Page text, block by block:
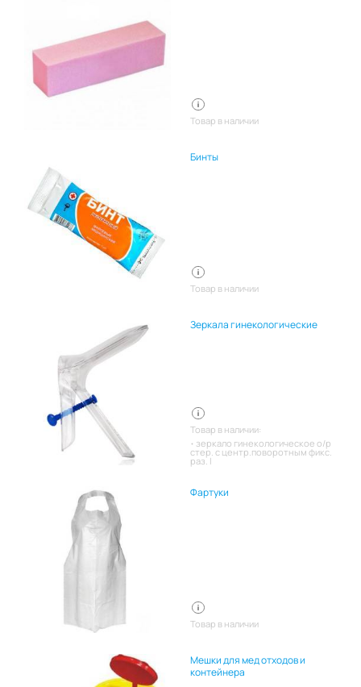
Товар в наличии
Бинты
Товар в наличии
Зеркала гинекологические
Товар в наличии:
зеркало гинекологическое о/р
стер. с центр.поворотным фикс.
раз. l
Фартуки
Товар в наличии
Мешки для мед отходов и
контейнера